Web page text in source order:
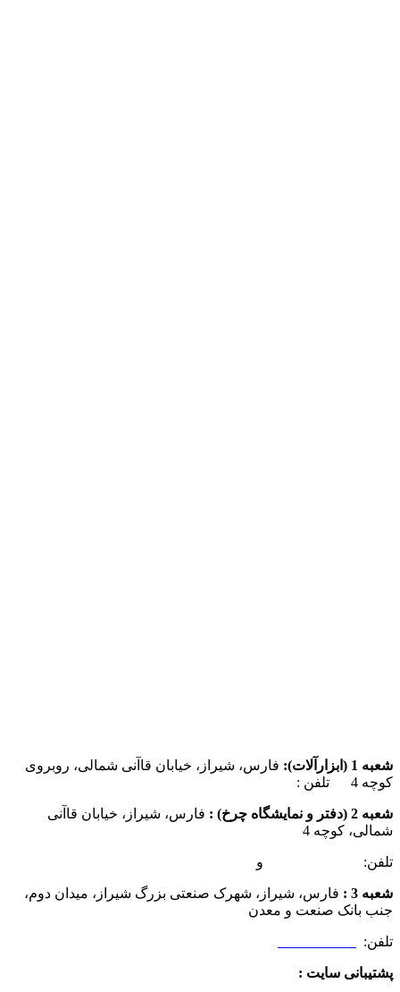
شعبه 1 (ابزارآلات):
فارس، شیراز، خیابان قاآنی شمالی، روبروی
کوچه 4 تلفن :
شعبه 2 (دفتر و نمایشگاه چرخ) :
فارس، شیراز، خیابان قاآنی
شمالی، کوچه 4
تلفن: و
شعبه 3 :
فارس، شیراز، شهرک صنعتی بزرگ شیراز، میدان دوم،
جنب بانک صنعت و معدن
تلفن:
پشتیبانی سایت :